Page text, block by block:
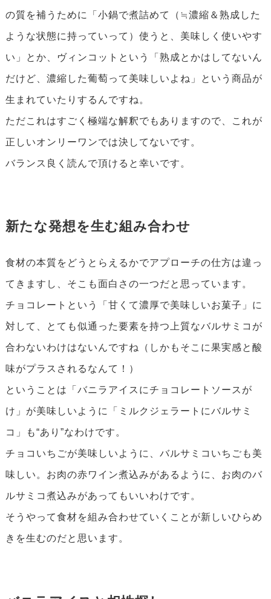
の質を補うために「小鍋で煮詰めて（≒濃縮＆熟成した
ような状態に持っていって）使うと、美味しく使いやす
い」とか、ヴィンコットという「熟成とかはしてないん
だけど、濃縮した葡萄って美味しいよね」という商品が
生まれていたりするんですね。
ただこれはすごく極端な解釈でもありますので、これが
正しいオンリーワンでは決してないです。
バランス良く読んで頂けると幸いです。
新たな発想を生む組み合わせ
食材の本質をどうとらえるかでアプローチの仕方は違っ
てきますし、そこも面白さの一つだと思っています。
チョコレートという「甘くて濃厚で美味しいお菓子」に
対して、とても似通った要素を持つ上質なバルサミコが
合わないわけはないんですね（しかもそこに果実感と酸
味がプラスされるなんて！）
ということは「バニラアイスにチョコレートソースが
け」が美味しいように「ミルクジェラートにバルサミ
コ」も“あり”なわけです。
チョコいちごが美味しいように、バルサミコいちごも美
味しい。お肉の赤ワイン煮込みがあるように、お肉のバ
ルサミコ煮込みがあってもいいわけです。
そうやって食材を組み合わせていくことが新しいひらめ
きを生むのだと思います。